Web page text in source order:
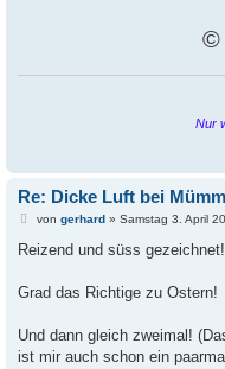
©
Nur
Re: Dicke Luft bei
B
i
a
von gerhard » Samstag 3. April
Reizend und süss gezeichnet!
Grad das Richtige zu Ostern!
Und dann gleich zweimal!
ist mir auch schon ein